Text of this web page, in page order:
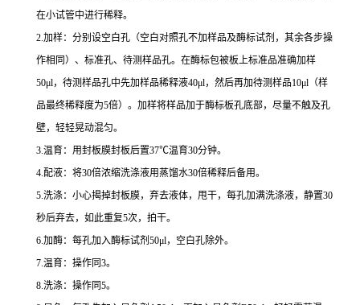
在小试管中进行稀释。
2.加样：分别设空白孔（空白对照孔不加样品及酶标试剂，其余各步操
作相同）、标准孔、待测样品孔。在酶标包被板上标准品准确加样
50μl，待测样品孔中先加样品稀释液40μl，然后再加待测样品10μl （样
品最终稀释度为5倍）。加样将样品加于酶标板孔底部，尽量不触及孔
壁，轻轻晃动混匀。
3.温育：用封板膜封板后置37℃温育30分钟。
4.配液：将30倍浓缩洗涤液用蒸馏水30倍稀释后备用。
5.洗涤：小心揭掉封板膜，弃去液体，甩干，每孔加满洗涤液，静置30
秒后弃去，如此重复5次，拍干。
6.加酶：每孔加入酶标试剂 50μl，空白孔除外。
7.温育：操作同 3。
8.洗涤：操作同 5。